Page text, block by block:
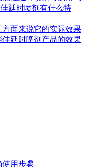
延时喷剂有什么特
面来说它的实际效果
延时喷剂产品的效果
使用步骤